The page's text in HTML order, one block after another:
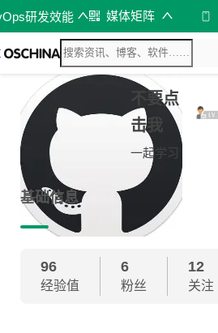
研发效能 媒体矩阵
不要点
击我
一起学习
基础信息
96
经验值
6
粉丝
12
关注